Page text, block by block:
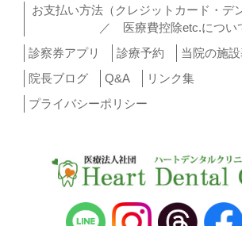
お支払い方法（クレジットカード・デ
／ 医療費控除etc.につい
診察券アプリ
診療予約
当院の施
院長ブログ
Q&A
リンク集
プライバシーポリシー